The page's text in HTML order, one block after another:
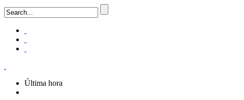
Última hora